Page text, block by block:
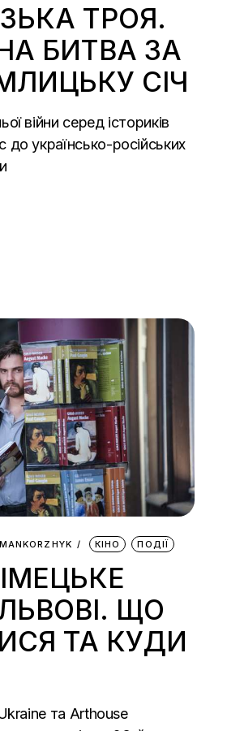
ТРОЯ.
БИТВА ЗА
СІЧ
війни серед істориків
до українсько-російських
КІНО ПОДІЇ
ЩО
ТА КУДИ
та Arthouse